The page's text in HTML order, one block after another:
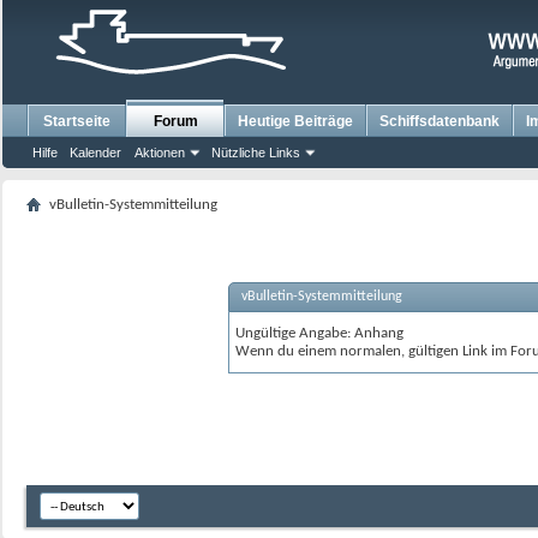
Startseite Forum
Hilfe Kalender Aktionen Nützliche Links
Heutige Beiträge Schiffsdatenbank
vBulletin-Systemmitteilung
vBulletin-Systemmitteilung
Ungültige Angabe: Anhang
Wenn du einem normalen, gültigen Link im